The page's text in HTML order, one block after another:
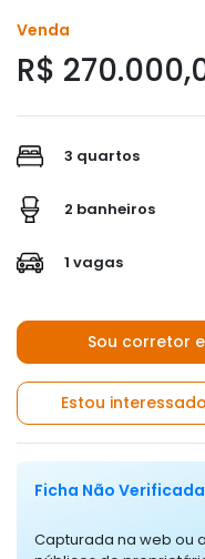
Venda
R$
3 quartos
2 banheiros
1 vagas
Sou corretor
Estou
Ficha Não Verificada
Capturada na web ou